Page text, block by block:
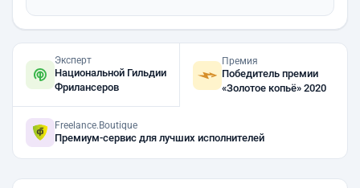
Эксперт
Национальной Гильдии
Фрилансеров
Премия
Победитель премии
«Золотое копьё» 2020
Freelance.Boutique
Премиум-сервис для лучших исполнителей